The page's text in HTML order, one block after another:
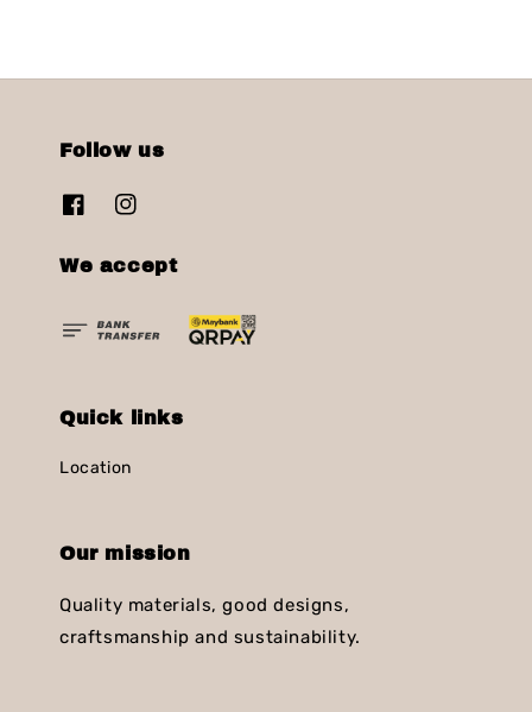
Follow us
We accept
Quick links
Location
Our mission
Quality materials, good designs,
craftsmanship and sustainability.